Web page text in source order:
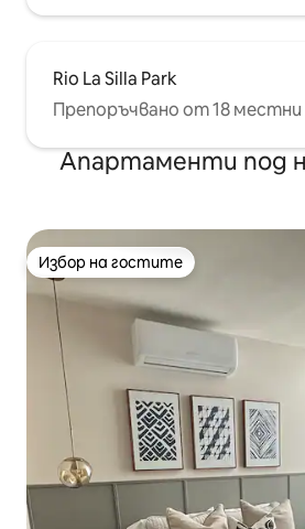
Rio La Silla Park
Препоръчвано от 18
Апартаменти под
Избор на гостите
Избор на гостите